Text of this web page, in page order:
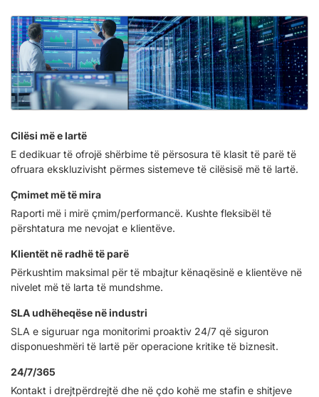
Cilësi më e lartë
E dedikuar të ofrojë shërbime të përsosura të klasit të parë të
ofruara ekskluzivisht përmes sistemeve të cilësisë më të lartë.
Çmimet më të mira
Raporti më i mirë çmim/performancë. Kushte fleksibël të
përshtatura me nevojat e klientëve.
Klientët në radhë të parë
Përkushtim maksimal për të mbajtur kënaqësinë e klientëve në
nivelet më të larta të mundshme.
SLA udhëheqëse në industri
SLA e siguruar nga monitorimi proaktiv 24/7 që siguron
disponueshmëri të lartë për operacione kritike të biznesit.
24/7/365
Kontakt i drejtpërdrejtë dhe në çdo kohë me stafin e shitjeve